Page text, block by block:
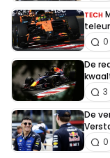
TECH
0
De
3
De
0